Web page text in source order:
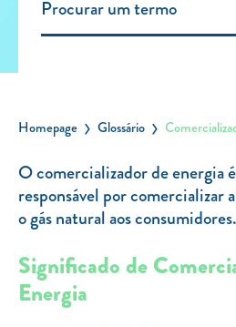
Carregar Fora de Casa
Leituras
Sobre nós
Contactos
FAQ
Blog
Mais informações
Homepage Glossário
O comercializador de energia
responsável por comercializar
o gás natural aos consumidores.
Significado de
Energia